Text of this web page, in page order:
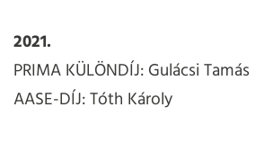
2021.
PRIMA KÜLÖNDÍJ: Gulácsi Tamás
AASE-DÍJ: Tóth Károly